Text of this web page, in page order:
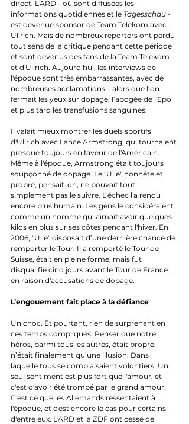
direct. L'ARD - où sont diffusées les
informations quotidiennes et le Tagesschau -
est devenue sponsor de Team Telekom avec
Ullrich. Mais de nombreux reporters ont perdu
tout sens de la critique pendant cette période
et sont devenus des fans de la Team Telekom
et d'Ullrich. Aujourd’hui, les interviews de
l'époque sont très embarrassantes, avec de
nombreuses acclamations – alors que l’on
fermait les yeux sur dopage, l’apogée de l'Epo
et plus tard les transfusions sanguines.
Il valait mieux montrer les duels sportifs
d'Ullrich avec Lance Armstrong, qui tournaient
presque toujours en faveur de l'Américain.
Même à l'époque, Armstrong était toujours
soupçonné de dopage. Le "Ulle" honnête et
propre, pensait-on, ne pouvait tout
simplement pas le suivre. L'échec l'a rendu
encore plus humain. Les gens le considéraient
comme un homme qui aimait avoir quelques
kilos en plus sur ses côtes pendant l'hiver. En
2006, "Ulle" disposait d’une dernière chance de
remporter le Tour. Il a remporté le Tour de
Suisse, était en pleine forme, mais fut
disqualifié cinq jours avant le Tour de France
en raison d'accusations de dopage.
L’engouement fait place à la défiance
Un choc. Et pourtant, rien de surprenant en
ces temps compliqués. Penser que notre
héros, parmi tous les autres, était propre,
n’était finalement qu’une illusion. Dans
laquelle tous se complaisaient volontiers. Un
seul sentiment est plus fort que l'amour, et
c'est d'avoir été trompé par le grand amour.
C'est ce que les Allemands ressentaient à
l'époque, et c'est encore le cas pour certains
d'entre eux. L'ARD et la ZDF ont cessé de